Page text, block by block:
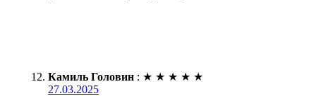
Камиль Головин : ★ ★ ★ ★ ★
27.03.2025